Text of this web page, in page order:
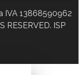
IVA 13868590962
ISP